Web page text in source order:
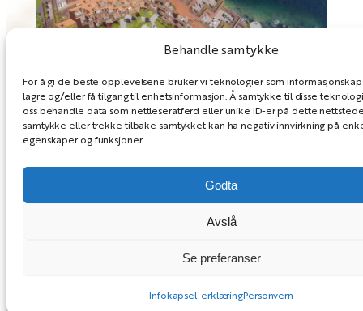
Behandle samtykke
For å gi de beste opplevelsene bruker vi teknologier som
lagre og/eller få tilgang til enhetsinformasjon. Å samtykke til disse
oss behandle data som nettleseratferd eller unike ID-er på dette
samtykke eller trekke tilbake samtykket kan ha negativ innvirkning på
egenskaper og funksjoner.
Godta
Avslå
Se preferanser
Infokapsel-erklæringPersonvern
ET GRØNT OG LUNT
atrium. Her vil landskapet formes av
rolige stunder og koselige møter i hverdagen.